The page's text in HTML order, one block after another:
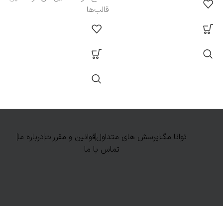
قالب‌ها
توانا مگپرسش های متداولقوانین و مقرراتدرباره ما
تماس با ما